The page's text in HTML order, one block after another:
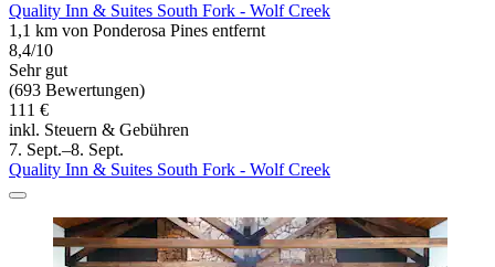
Quality Inn & Suites South Fork - Wolf Creek
1,1 km von Ponderosa Pines entfernt
8,4/10
Sehr gut
(693 Bewertungen)
111 €
inkl. Steuern & Gebühren
7. Sept.–8. Sept.
Quality Inn & Suites South Fork - Wolf Creek